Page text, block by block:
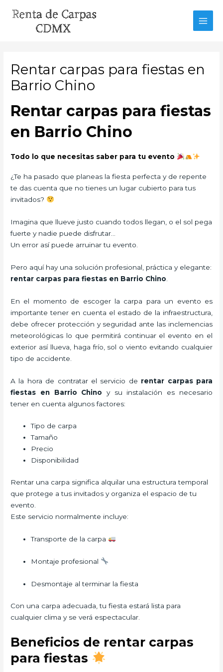
Rentar carpas para fiestas en
Barrio Chino
Rentar carpas para fiestas
en Barrio Chino
Todo lo que necesitas saber para tu evento
¿Te ha pasado que planeas la fiesta perfecta y de repente
te das cuenta que no tienes un lugar cubierto para tus
invitados?
Imagina que llueve justo cuando todos llegan, o el sol pega
fuerte y nadie puede disfrutar…
Un error así puede arruinar tu evento.
Pero aquí hay una solución profesional, práctica y elegante:
rentar carpas para fiestas en Barrio Chino
En el momento de escoger la carpa para un evento es
importante tener en cuenta el estado de la infraestructura,
debe ofrecer protección y seguridad ante las inclemencias
meteorológicas lo que permitirá continuar el evento en el
exterior así llueva, haga frío, sol o viento evitando cualquier
tipo de accidente.
A la hora de contratar el servicio de rentar carpas para
fiestas en Barrio Chino y su instalación es necesario
tener en cuenta algunos factores:
Tipo de carpa
Tamaño
Precio
Disponibilidad
Rentar una carpa significa alquilar una estructura temporal
que protege a tus invitados y organiza el espacio de tu
evento.
Este servicio normalmente incluye:
Transporte de la carpa
Montaje profesional
Desmontaje al terminar la fiesta
Con una carpa adecuada, tu fiesta estará lista para
cualquier clima y se verá espectacular.
Beneficios de rentar carpas
para fiestas